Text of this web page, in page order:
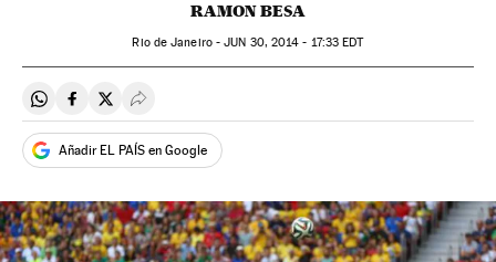
RAMON BESA
Rio de Janeiro -JUN 30, 2014 - 17:33 EDT
Compartir en Whatsapp
Compartir en Facebook
Compartir en Twitter
Desplegar Redes Sociales
Añadir EL PAÍS en Google